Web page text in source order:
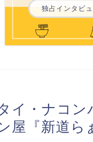
独占インタビ
イ・ナコ
屋『新道ら